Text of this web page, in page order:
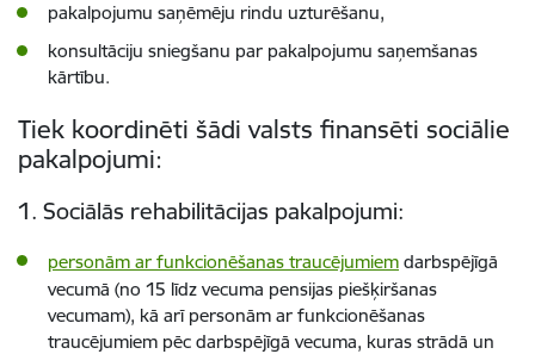
pakalpojumu saņēmēju rindu uzturēšanu,
konsultāciju sniegšanu par pakalpojumu saņemšanas
kārtību.
Tiek koordinēti šādi valsts finansēti sociālie
pakalpojumi:
1. Sociālās rehabilitācijas pakalpojumi:
personām ar funkcionēšanas traucējumiem darbspējīgā
vecumā (no 15 līdz vecuma pensijas piešķiršanas
vecumam), kā arī personām ar funkcionēšanas
traucējumiem pēc darbspējīgā vecuma, kuras strādā un